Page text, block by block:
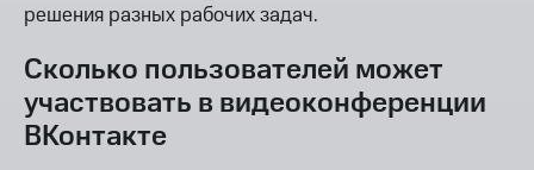
решения разных рабочих задач.
Сколько пользователей может
участвовать в видеоконференции
ВКонтакте